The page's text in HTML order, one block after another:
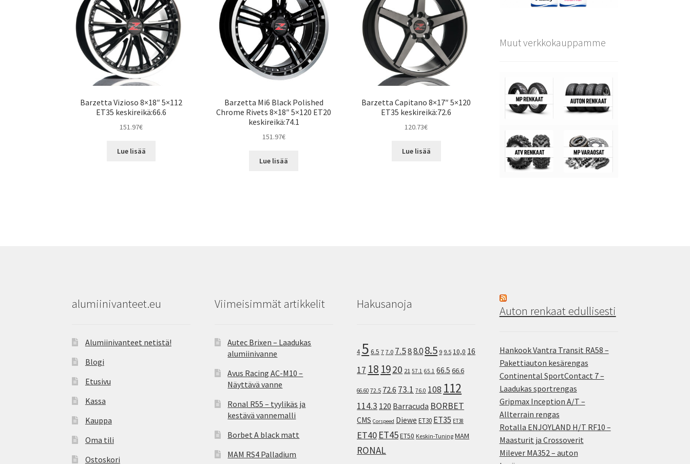
Barzetta Vizioso 8×18″ 5×112
ET35 keskireikä:66.6
151.97€
Lue lisää
Barzetta Mi6 Black Polished
Chrome Rivets 8×18″ 5×120 ET20
keskireikä:74.1
151.97€
Lue lisää
Barzetta Capitano 8×17″ 5×120
ET35 keskireikä:72.6
120.73€
Lue lisää
Muut verkkokauppamme
alumiinivanteet.eu
Alumiinivanteet netistä!
Blogi
Etusivu
Kassa
Kauppa
Oma tili
Ostoskori
Viimeisimmät artikkelit
Autec Brixen – Laadukas
alumiinivanne
Avus Racing AC-M10 –
Näyttävä vanne
Ronal R55 – tyylikäs ja
kestävä vannemalli
Borbet A black matt
MAM RS4 Palladium
Hakusanoja
4 5 6.5 7 7.0 7.588.08.5 9 9.5 10,0 16
17 18 1920 21 57.1 65.1 66.5 66.6
66.60 72.5 72.6 73.1 76.0 108 112
114.3 120 Barracuda BORBET
CMS Corspeed Diewe ET30 ET35 ET38
ET40 ET45ET50 Keskin-Tuning MAM
RONAL
Auton renkaat edullisesti
Hankook Vantra Transit RA58 –
Pakettiauton kesärengas
Continental SportContact 7 –
Laadukas sportrengas
Gripmax Inception A/T –
Allterrain rengas
Rotalla ENJOYLAND H/T RF10 –
Maasturit ja Crossoverit
Milever MA352 – auton